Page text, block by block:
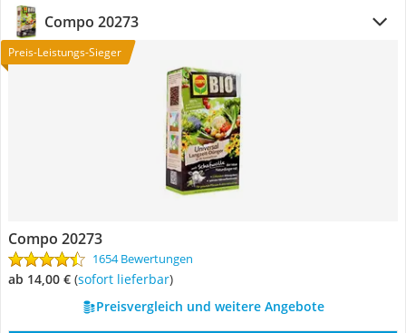
Compo 20273
Preis-Leistungs-Sieger
Compo 20273
1654 Bewertungen
ab 14,00 € ( Sofort lieferbar)
Preisvergleich und weitere Angebote